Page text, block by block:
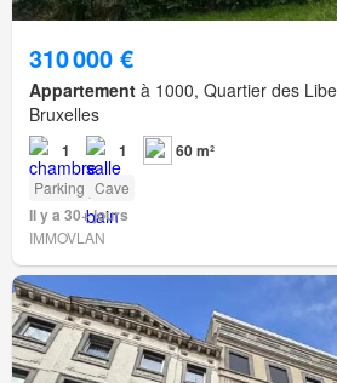
310 000 €
Appartement à 1000, Quartier des
Bruxelles
1 1 60 m²
Parking Cave
Il y a 30+ jours
IMMOVLAN